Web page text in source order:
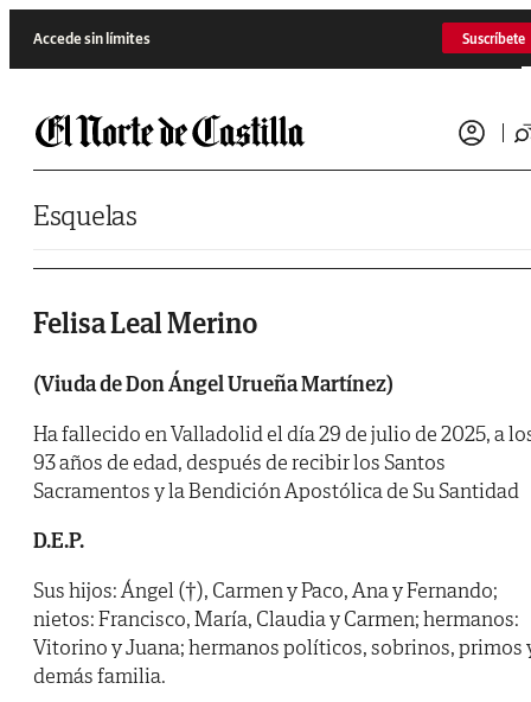
Accede sin límites Suscríbete
Esquelas
Felisa Leal Merino
(Viuda de Don Ángel Urueña Martínez)
Ha fallecido en Valladolid el día 29 de julio de 2025, a
93 años de edad, después de recibir los Santos
Sacramentos y la Bendición Apostólica de Su Santidad
D.E.P.
Sus hijos: Ángel (†), Carmen y Paco, Ana y Fernando;
nietos: Francisco, María, Claudia y Carmen; hermanos:
Vitorino y Juana; hermanos políticos, sobrinos, primos
demás familia.